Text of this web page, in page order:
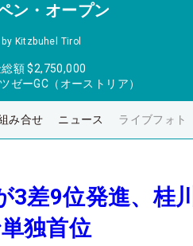
ン・オープン
Kitzbuhel Tirol
額 $2,750,000
ゼーGC（オーストリア）
み合せ ニュース ライブフォト
3差9位発進、
独首位